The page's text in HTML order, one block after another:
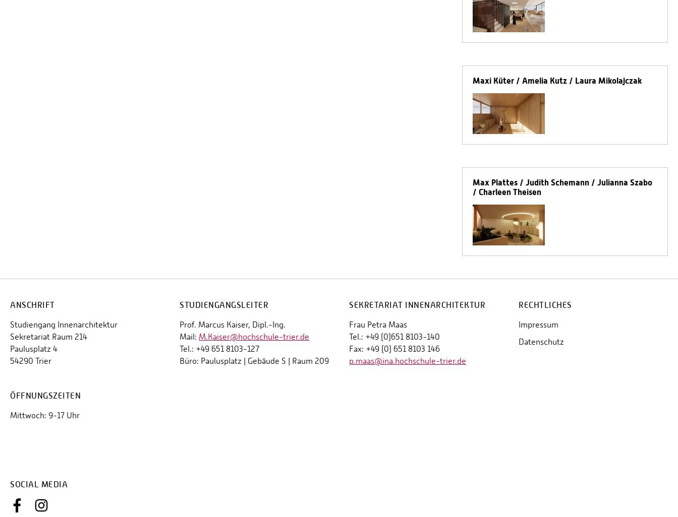
Maxi Küter / Amelia Kutz / Laura Mikolajczak
Max Plattes / Judith Schemann / Julianna Szabo
/ Charleen Theisen
ANSCHRIFT
Studiengang Innenarchitektur
Sekretariat Raum 214
Paulusplatz 4
54290 Trier
ÖFFNUNGSZEITEN
Mittwoch: 9-17 Uhr
SOCIAL MEDIA
STUDIENGANGSLEITER
Prof. Marcus Kaiser, Dipl.-Ing.
Mail: M.Kaiser@hochschule-trier.de
Tel.: +49 651 8103-127
Büro: Paulusplatz | Gebäude S | Raum 209
SEKRETARIAT INNENARCHITEKTUR
Frau Petra Maas
Tel.: +49 (0)651 8103-140
Fax: +49 (0) 651 8103 146
p.maas@ina.hochschule-trier.de
RECHTLICHES
Impressum
Datenschutz